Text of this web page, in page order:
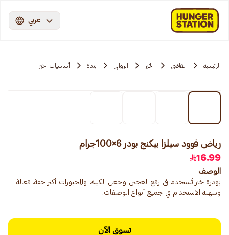
عربي
الرئيسية المقاضي الخبر الروابي بندة أساسيات الخبز
رياض فوود سيلزا بيكنج بودر 6×100جرام
16.99
الوصف
بودرة خَبز تُستخدم في رفع العجين وجعل الكيك والمخبوزات أكثر خفة. فعالة
وسهلة الاستخدام في جميع أنواع الوصفات.
تسوق الآن